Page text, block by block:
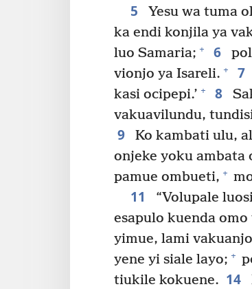
5 Yesu wa tuma
ka endi konjila ya
luo Samaria; + 6
vionjo ya Isareli. + 7
kasi ocipepi.’ + 8
vakuavilundu,
9 Ko kambati ulu,
onjeke yoku ambata
pamue ombueti, +
11
“Volupale
esapulo kuenda
yimue, lami
yene yi siale layo; +
tiukile kokuene. 14